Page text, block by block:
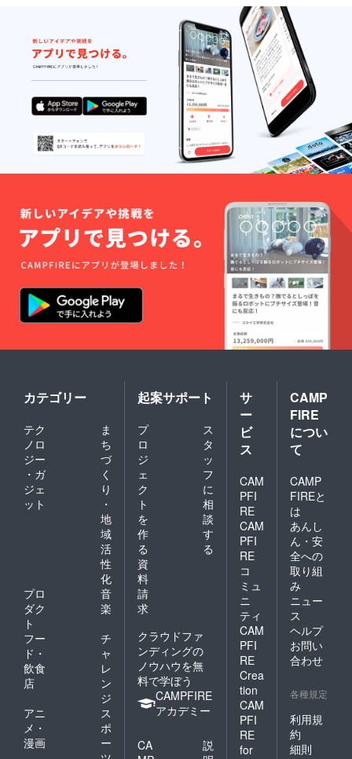
全なぶどう
をみんなで
踏んで個性
的なワイン
を皆で作っ
てガブガブ
飲める。そ
の体験が畑
覚的に近く
る。そんな
イメージ
だったので
す。
足利ではさ
らにスケー
ルアップし
てぶどうを
苗木から栽
でも潤沢に
醸造用ぶど
うの栽培と
収穫ができ
て、たっぷ
りワイン醸
造まででき
る場所と古
民家の資源
を生かして
兼業をやり
やすくする
取り組みを
していこう
と思ってい
ます。それ
が「足利ワ
インバ
レー・プロ
ジェクト」
としてス
タートする
ます。
ただ
し、苗
木の購
入につ
いて
は、別
途苗木
代が必
要で
す。ご
了承く
ださ
い。
カテゴリー
テク
ノロ
ジー
・ガ
ジェ
ット
ま
ち
づ
く
り
・
地
域
活
性
化
プロ
ダク
ト
音
楽
フー
ド・
飲食
店
チ
ャ
レ
ン
ジ
アニ
メ・
漫画
ス
ポ
ー
起案サポート
プ
ロ
ジ
ェ
ク
ト
を
作
る
ス
タ
ッ
フ
に
相
談
す
る
資
料
請
求
クラウドファ
ンディングの
ノウハウを無
料で学ぼう
CAMPFIRE
アカデミー
CA
説
サ
ー
ビ
ス
CAM
PFI
RE
CAM
PFI
RE
コ
ミュ
ニ
ティ
CAM
PFI
RE
Crea
tion
CAM
PFI
RE
for
CAMP
FIRE
につい
て
CAMP
FIREと
は
あんし
ん・安
全への
取り組
み
ニュー
ス
ヘルプ
お問い
合わせ
各種規定
利用規
約
細則